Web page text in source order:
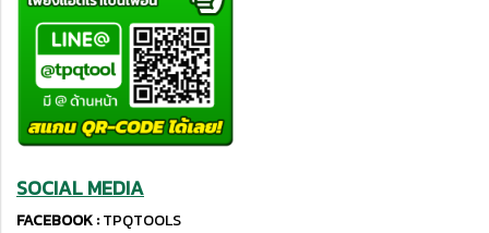
SOCIAL MEDIA
FACEBOOK :TPQTOOLS